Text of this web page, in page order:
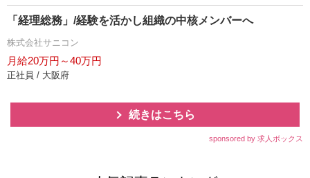
「経理総務」/経験を活かし組織の中核メンバーへ
株式会社サニコン
月給20万円～40万円
正社員 / 大阪府
続きはこちら
sponsored by 求人ボックス